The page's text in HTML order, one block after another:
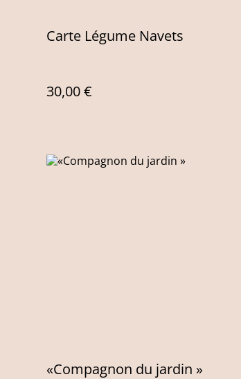
Carte Légume Navets
30,00 €
«Compagnon du jardin »